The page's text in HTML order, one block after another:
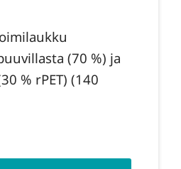
(70 %) ja
% rPET) (140